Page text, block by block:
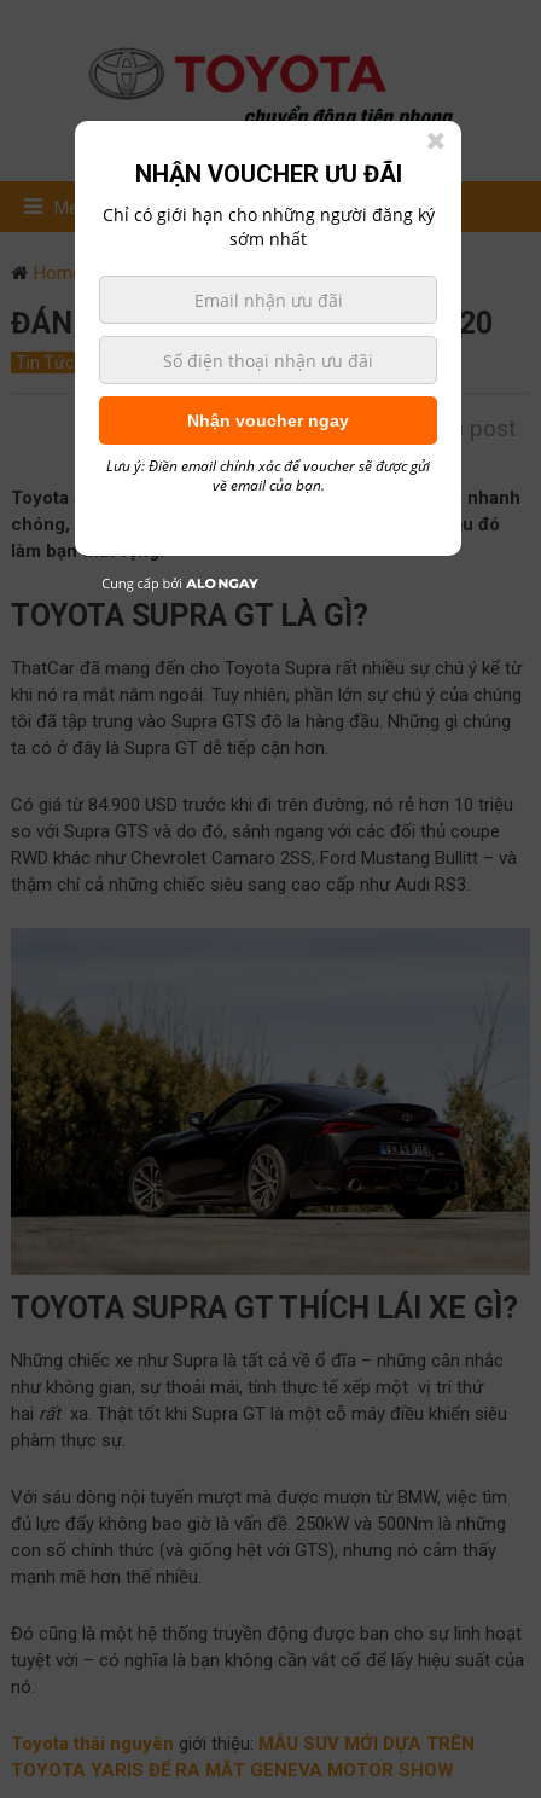
Menu
Home Tin Tức Đánh giá Toyota Supra GT 2020
ĐÁNH GIÁ TOYOTA SUPRA GT 2020
Tin Tức March 4, 2020 0 hailong01
Rate this post
Toyota Supra mô hình cơ sở là một ổ đĩa ngọt ngào và nhanh
chóng, mặc dù di sản hỗn hợp là rõ ràng. Đừng để điều đó
làm bạn thất vọng.
TOYOTA SUPRA GT LÀ GÌ?
ThatCar đã mang đến cho Toyota Supra rất nhiều sự chú ý kể từ
khi nó ra mắt năm ngoái. Tuy nhiên, phần lớn sự chú ý của chúng
tôi đã tập trung vào Supra GTS đô la hàng đầu. Những gì chúng
ta có ở đây là Supra GT dễ tiếp cận hơn.
Có giá từ 84.900 USD trước khi đi trên đường, nó rẻ hơn 10 triệu
so với Supra GTS và do đó, sánh ngang với các đối thủ coupe
RWD khác như Chevrolet Camaro 2SS, Ford Mustang Bullitt – và
thậm chí cả những chiếc siêu sang cao cấp như Audi RS3.
TOYOTA SUPRA GT THÍCH LÁI XE GÌ?
Những chiếc xe như Supra là tất cả về ổ đĩa – những cân nhắc
như không gian, sự thoải mái, tính thực tế xếp một vị trí thứ
hai rất xa. Thật tốt khi Supra GT là một cỗ máy điều khiển siêu
phàm thực sự.
Với sáu dòng nội tuyến mượt mà được mượn từ BMW, việc tìm
đủ lực đẩy không bao giờ là vấn đề. 250kW và 500Nm là những
con số chính thức (và giống hệt với GTS), nhưng nó cảm thấy
mạnh mẽ hơn thế nhiều.
Đó cũng là một hệ thống truyền động được ban cho sự linh hoạt
tuyệt vời – có nghĩa là bạn không cần vắt cổ để lấy hiệu suất của
nó.
Toyota thái nguyên giới thiệu: MẪU SUV MỚI DỰA TRÊN
TOYOTA YARIS ĐỂ RA MẮT GENEVA MOTOR SHOW
NHẬN VOUCHER ƯU ĐÃI
Chỉ có giới hạn cho những người đăng ký
sớm nhất
Nhận voucher ngay
Lưu ý: Điền email chính xác để voucher sẽ được gửi
về email của bạn.